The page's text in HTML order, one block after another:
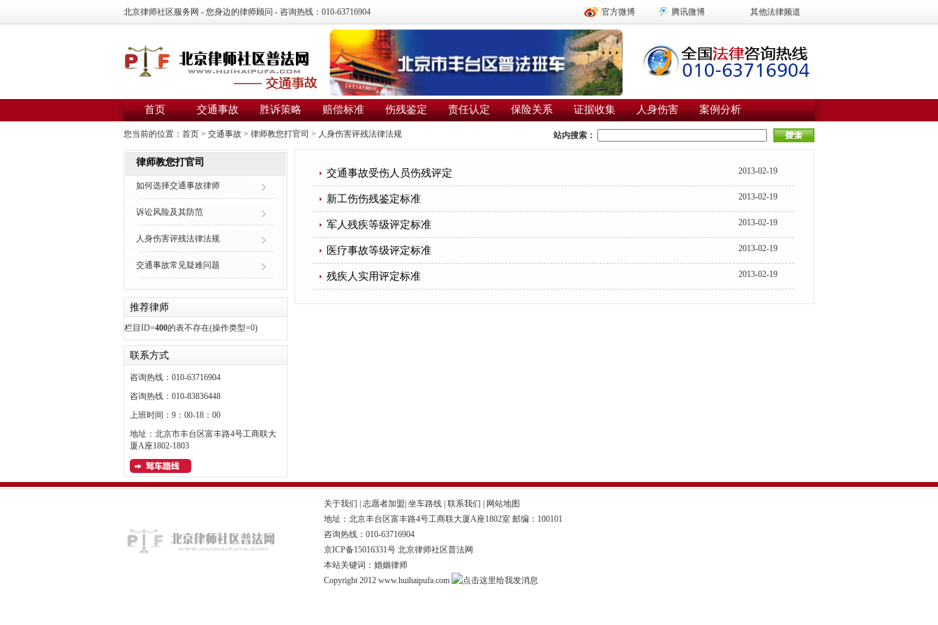
北京律师社区服务网 - 您身边的律师顾问 - 咨询热线：010-63716904 官方微博 腾讯微博 其他法律频道
首页 交通事故 胜诉策略 赔偿标准 伤残鉴定 责任认定 保险关系 证据收集 人身伤害 案例分析
您当前的位置： 首页 > 交通事故 > 律师教您打官司 > 人身伤害评残法律法规 站内搜索：
律师教您打官司
如何选择交通事故律师
诉讼风险及其防范
人身伤害评残法律法规
交通事故常见疑难问题
推荐律师
栏目ID=400的表不存在(操作类型=0)
联系方式
咨询热线：010-63716904
咨询热线：010-83836448
上班时间：9：00-18：00
地址：北京市丰台区富丰路4号工商联大
厦A座1802-1803
交通事故受伤人员伤残评定 2013-02-19
新工伤伤残鉴定标准 2013-02-19
军人残疾等级评定标准 2013-02-19
医疗事故等级评定标准 2013-02-19
残疾人实用评定标准 2013-02-19
关于我们 志愿者加盟 坐车路线 联系我们
网站地图
地址：北京丰台区富丰路4号工商联大厦A座1802室 邮编：100101
咨询热线：010-63716904
京ICP备15016331号 北京律师社区普法网
本站关键词：婚姻律师
Copyright 2012 www.huihaipufa.com